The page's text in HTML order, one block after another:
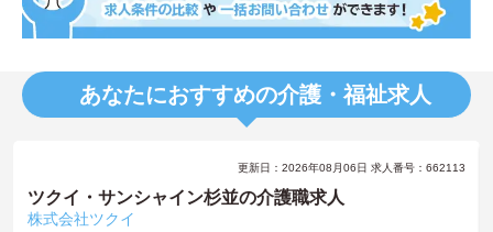
あなたにおすすめの介護・福祉求人
更新日：2026年08月06日 求人番号：662113
ツクイ・サンシャイン杉並の介護職求人
株式会社ツクイ